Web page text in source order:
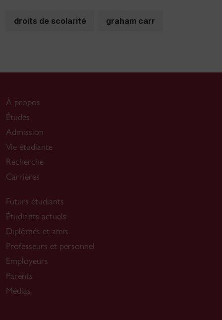
droits de scolarité graham carr
À propos
Études
Admission
Vie étudiante
Recherche
Carrières
Futurs étudiants
Étudiants actuels
Diplômés et amis
Professeurs et personnel
Employeurs
Parents
Médias